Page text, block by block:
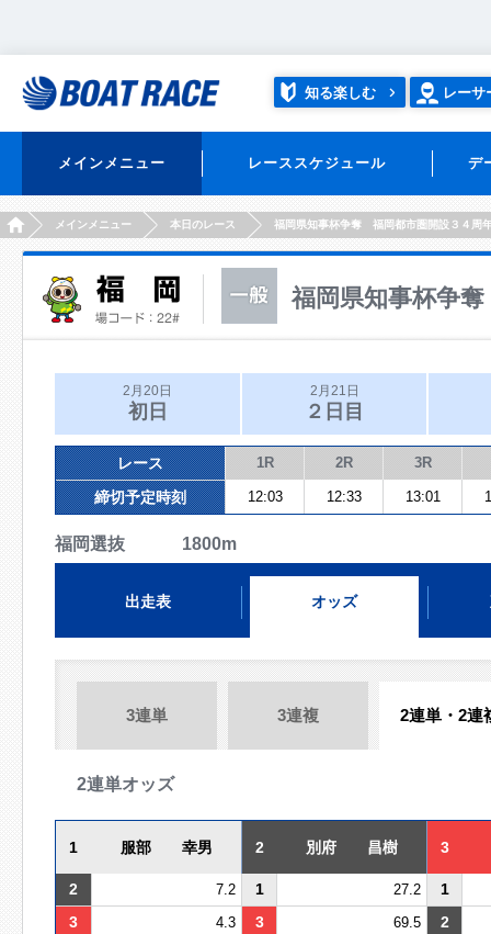
知る楽しむ レーサ
メインメニュー レーススケジュール デ
HOMEメインメニュー 本日のレース 福岡県知事杯争奪 福岡都市圏開設３４周
福岡県知事杯争
2月20日
初日
2月21日
２日目
レース 1R 2R 3R
締切予定時刻 12:03 12:33 13:01
福岡選抜 1800m
出走表 オッズ
3連単 3連複 2連単・2連
2連単オッズ
1 服部 幸男 2 別府 昌樹 3
2 7.2 1 27.2
1
3
4.3 3 69.5
2